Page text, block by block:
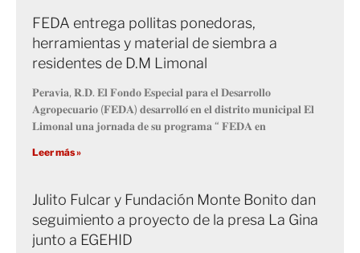
FEDA entrega pollitas ponedoras,
herramientas y material de siembra a
residentes de D.M Limonal
𝐏𝐞𝐫𝐚𝐯𝐢𝐚, 𝐑.𝐃. 𝐄𝐥 𝐅𝐨𝐧𝐝𝐨 𝐄𝐬𝐩𝐞𝐜𝐢𝐚𝐥 𝐩𝐚𝐫𝐚 𝐞𝐥 𝐃𝐞𝐬𝐚𝐫𝐫𝐨𝐥𝐥𝐨
𝐀𝐠𝐫𝐨𝐩𝐞𝐜𝐮𝐚𝐫𝐢𝐨 (𝐅𝐄𝐃𝐀) 𝐝𝐞𝐬𝐚𝐫𝐫𝐨𝐥𝐥𝐨́ 𝐞𝐧 𝐞𝐥 𝐝𝐢𝐬𝐭𝐫𝐢𝐭𝐨 𝐦𝐮𝐧𝐢𝐜𝐢𝐩𝐚𝐥 𝐄𝐥
𝐋𝐢𝐦𝐨𝐧𝐚𝐥 𝐮𝐧𝐚 𝐣𝐨𝐫𝐧𝐚𝐝𝐚 𝐝𝐞 𝐬𝐮 𝐩𝐫𝐨𝐠𝐫𝐚𝐦𝐚 “ 𝐅𝐄𝐃𝐀 𝐞𝐧
Leer más »
Julito Fulcar y Fundación Monte Bonito dan
seguimiento a proyecto de la presa La Gina
junto a EGEHID